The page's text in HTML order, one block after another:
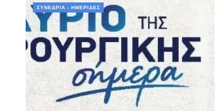
ΣΥΝΈΔΡΙΑ - ΗΜΕΡΊΔΕΣ